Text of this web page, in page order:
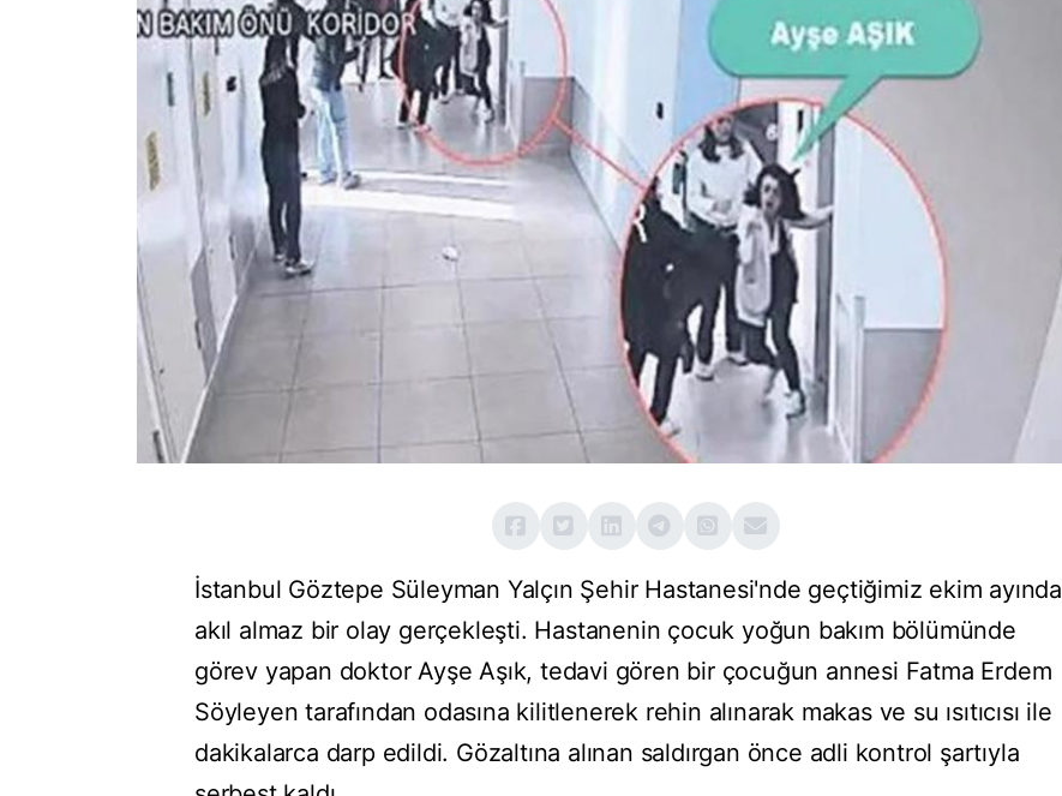
İstanbul Göztepe Süleyman Yalçın Şehir Hastanesi'nde geçtiğimiz ekim ayında
akıl almaz bir olay gerçekleşti. Hastanenin çocuk yoğun bakım bölümünde
görev yapan doktor Ayşe Aşık, tedavi gören bir çocuğun annesi Fatma Erdem
Söyleyen tarafından odasına kilitlenerek rehin alınarak makas ve su ısıtıcısı ile
dakikalarca darp edildi. Gözaltına alınan saldırgan önce adli kontrol şartıyla